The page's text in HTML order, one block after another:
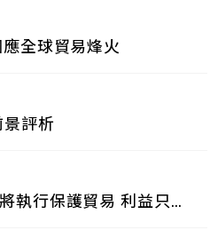
全球貿易烽火
評析
執行保護貿易 利益只存